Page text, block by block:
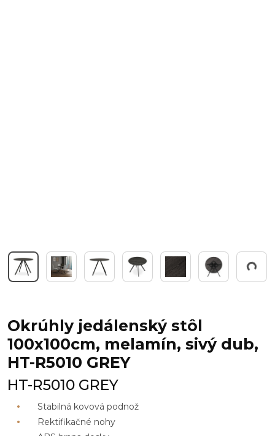
Working...
Okrúhly jedálenský stôl
100x100cm, melamín, sivý dub,
HT-R5010 GREY
HT-R5010 GREY
Stabilná kovová podnož
Rektifikačné nohy